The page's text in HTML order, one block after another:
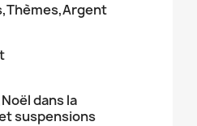
dans la
suspensions